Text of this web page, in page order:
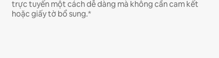
trực tuyến một cách dễ dàng mà không cần cam kết
hoặc giấy tờ bổ sung.*